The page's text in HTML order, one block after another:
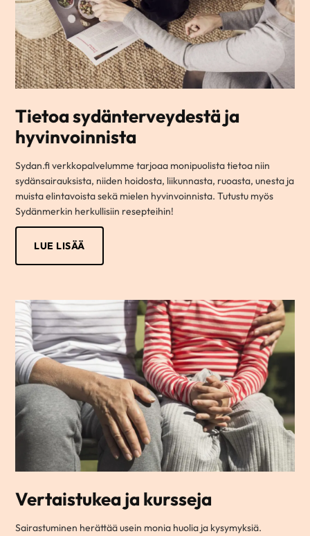
Tietoa sydänterveydestä ja
hyvinvoinnista
Sydan.fi verkkopalvelumme tarjoaa monipuolista tietoa niin
sydänsairauksista, niiden hoidosta, liikunnasta, ruoasta, unesta ja
muista elintavoista sekä mielen hyvinvoinnista. Tutustu myös
Sydänmerkin herkullisiin resepteihin!
LUE LISÄÄ
Vertaistukea ja kursseja
Sairastuminen herättää usein monia huolia ja kysymyksiä.